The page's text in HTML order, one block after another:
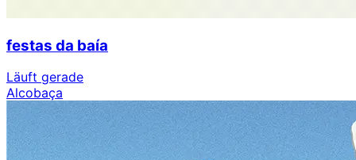
festas da baía
Läuft gerade
Alcobaça